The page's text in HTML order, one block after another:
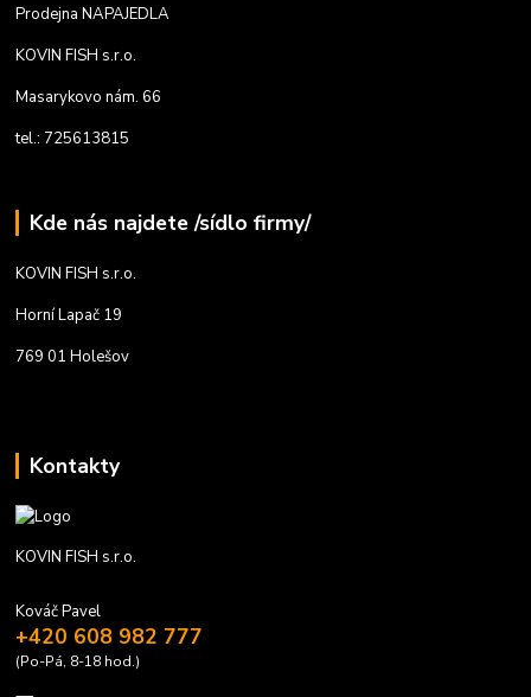
Prodejna NAPAJEDLA
KOVIN FISH s.r.o.
Masarykovo nám. 66
tel.: 725613815
Kde nás najdete /sídlo firmy/
KOVIN FISH s.r.o.
Horní Lapač 19
769 01 Holešov
Kontakty
KOVIN FISH s.r.o.
Kováč Pavel
+420 608 982 777
(Po-Pá, 8-18 hod.)